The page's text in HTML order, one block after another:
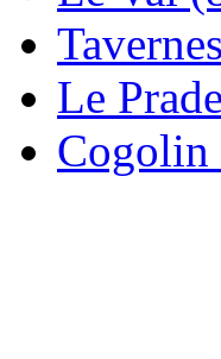
Le
Cogolin